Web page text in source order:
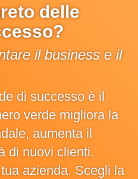
delle
il business e il
di successo è il
verde migliora la
aumenta il
di nuovi clienti.
azienda. Scegli la